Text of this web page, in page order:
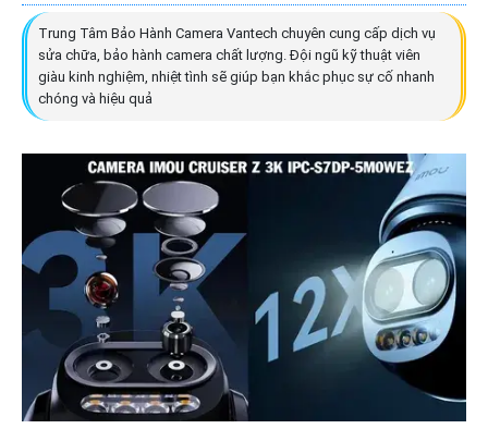
Trung Tâm Bảo Hành Camera Vantech chuyên cung cấp dịch vụ
sửa chữa, bảo hành camera chất lượng. Đội ngũ kỹ thuật viên
giàu kinh nghiệm, nhiệt tình sẽ giúp bạn khắc phục sự cố nhanh
chóng và hiệu quả